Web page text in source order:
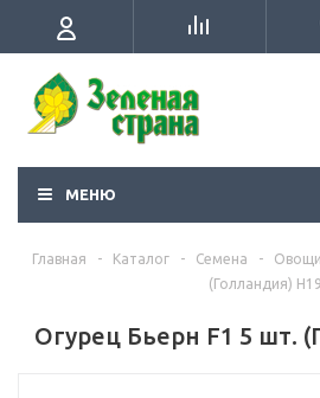
МЕНЮ
Главная - Каталог - Семена - Овощи
(Голландия) Н19
Огурец Бьерн F1 5 шт.